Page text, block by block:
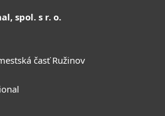
spol. s r. o.
časť Ružinov